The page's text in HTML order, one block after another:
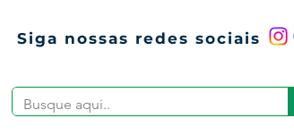
Siga nossas redes sociais